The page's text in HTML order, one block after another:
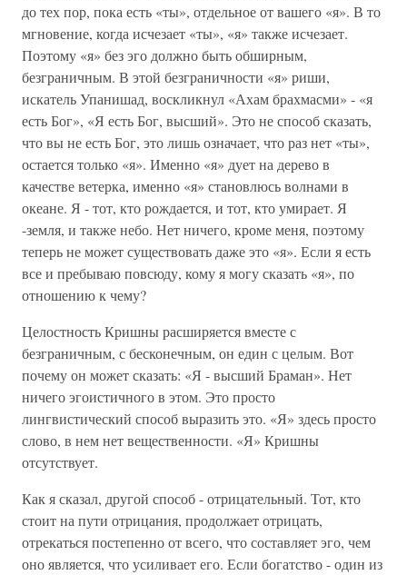
до тех пор, пока есть «ты», отдельное от вашего «я». В то
мгновение, когда исчезает «ты», «я» также исчезает.
Поэтому «я» без эго должно быть обширным,
безграничным. В этой безграничности «я» риши,
искатель Упанишад, воскликнул «Ахам брахмасми» - «я
есть Бог», «Я есть Бог, высший». Это не способ сказать,
что вы не есть Бог, это лишь означает, что раз нет «ты»,
остается только «я». Именно «я» дует на дерево в
качестве ветерка, именно «я» становлюсь волнами в
океане. Я - тот, кто рождается, и тот, кто умирает. Я
-земля, и также небо. Нет ничего, кроме меня, поэтому
теперь не может существовать даже это «я». Если я есть
все и пребываю повсюду, кому я могу сказать «я», по
отношению к чему?
Целостность Кришны расширяется вместе с
безграничным, с бесконечным, он един с целым. Вот
почему он может сказать: «Я - высший Браман». Нет
ничего эгоистичного в этом. Это просто
лингвистический способ выразить это. «Я» здесь просто
слово, в нем нет вещественности. «Я» Кришны
отсутствует.
Как я сказал, другой способ - отрицательный. Тот, кто
стоит на пути отрицания, продолжает отрицать,
отрекаться постепенно от всего, что составляет эго, чем
оно является, что усиливает его. Если богатство - один из